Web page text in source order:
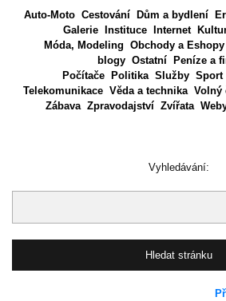
Auto-Moto Cestování Dům a bydlení
Galerie
Instituce Internet
Móda, Modeling Obchody a Eshopy
blogy Ostatní
Peníze a
Počítače
Politika Služby Sport
Telekomunikace Věda a technika Volný
Zábava Zpravodajství Zvířata
Vyhledávání: